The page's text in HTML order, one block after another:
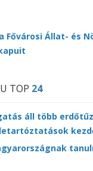
Fővárosi Állat- és
TOP 24
áll több